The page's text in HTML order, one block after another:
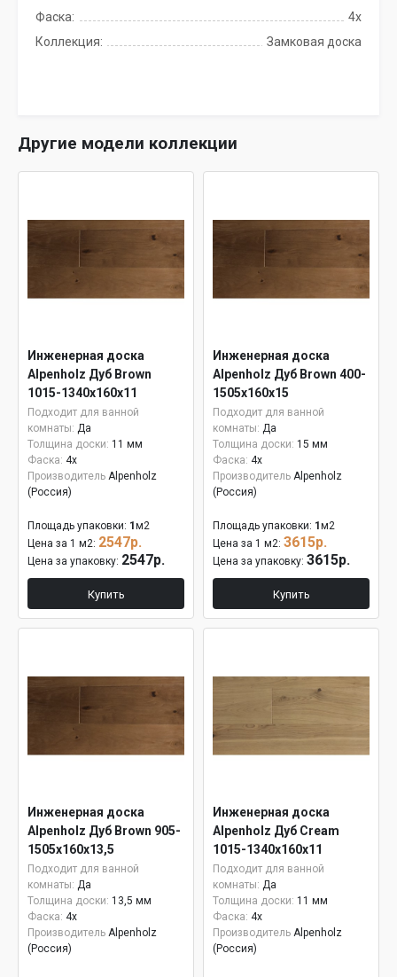
Фаска:
4x
Коллекция:
Замковая доска
Другие модели коллекции
Инженерная доска
Alpenholz Дуб Brown
1015-1340х160х11
Подходит для ванной
комнаты: Да
Толщина доски: 11 мм
Фаска: 4x
Производитель Alpenholz
(Россия)
Площадь упаковки: 1 м2
Цена за 1 м2: 2547р.
Цена за упаковку: 2547р.
Купить
Инженерная доска
Alpenholz Дуб Brown 400-
1505х160х15
Подходит для ванной
комнаты: Да
Толщина доски: 15 мм
Фаска: 4x
Производитель Alpenholz
(Россия)
Площадь упаковки: 1 м2
Цена за 1 м2: 3615р.
Цена за упаковку: 3615р.
Купить
Инженерная доска
Alpenholz Дуб Brown 905-
1505х160х13,5
Подходит для ванной
комнаты: Да
Толщина доски: 13,5 мм
Фаска: 4x
Производитель Alpenholz
(Россия)
Инженерная доска
Alpenholz Дуб Cream
1015-1340х160х11
Подходит для ванной
комнаты: Да
Толщина доски: 11 мм
Фаска: 4x
Производитель Alpenholz
(Россия)